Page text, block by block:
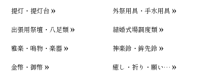
提灯・提灯台
外祭用具・手水用具
出張用祭壇・八足類
結婚式場調度類
雅楽・鳴物・楽器
神楽鈴・鉾先鈴
金幣・御幣
癒し・祈り・願い…